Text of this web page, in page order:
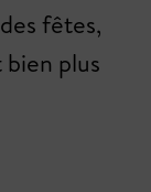
fêtes,
plus